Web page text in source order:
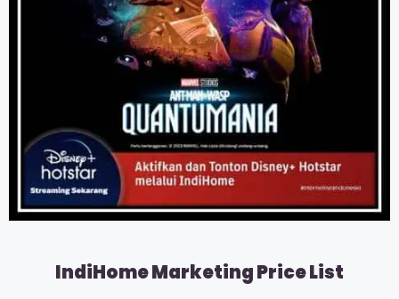
IndiHome Marketing Price List